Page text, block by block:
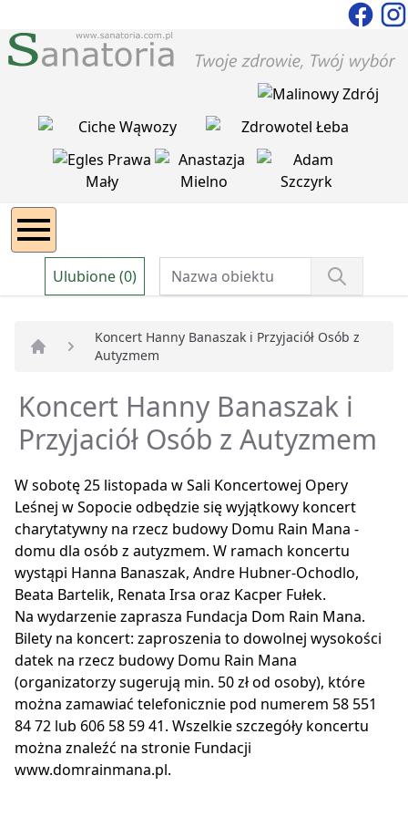
Ulubione (0)
Strona główna
Koncert Hanny Banaszak i Przyjaciół Osób z
Autyzmem
Koncert Hanny Banaszak i
Przyjaciół Osób z Autyzmem
W sobotę 25 listopada w Sali Koncertowej Opery
Leśnej w Sopocie odbędzie się wyjątkowy koncert
charytatywny na rzecz budowy Domu Rain Mana -
domu dla osób z autyzmem. W ramach koncertu
wystąpi Hanna Banaszak, Andre Hubner-Ochodlo,
Beata Bartelik, Renata Irsa oraz Kacper Fułek.
Na wydarzenie zaprasza Fundacja Dom Rain Mana.
Bilety na koncert: zaproszenia to dowolnej wysokości
datek na rzecz budowy Domu Rain Mana
(organizatorzy sugerują min. 50 zł od osoby), które
można zamawiać telefonicznie pod numerem 58 551
84 72 lub 606 58 59 41. Wszelkie szczegóły koncertu
można znaleźć na stronie Fundacji
www.domrainmana.pl.